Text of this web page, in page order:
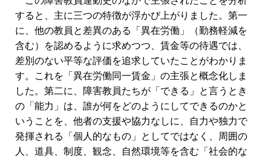
すると、主に三つの特徴が浮かび上がりました。第一
に、他の教員と差異のある「異在労働」（勤務軽減を
含む）を認めるように求めつつ、賃金等の待遇では、
差別のない平等な評価を追求していたことがわかりま
す。これを「異在労働同一賃金」の主張と概念化しま
した。第二に、障害教員たちが「できる」と言うとき
の「能力」は、誰が何をどのようにしてできるのかと
いうことを、他者の支援や協力なしに、自力や独力で
発揮される「個人的なもの」としてではなく、周囲の
人、道具、制度、観念、自然環境等を含む「社会的な